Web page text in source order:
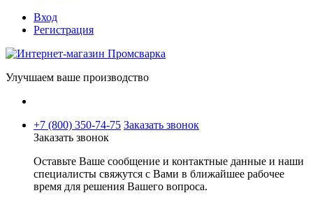
Вход
Регистрация
Улучшаем ваше производство
+7 (800) 350-74-75 Заказать звонок
Заказать звонок
Оставьте Ваше сообщение и контактные данные и наши
специалисты свяжутся с Вами в ближайшее рабочее
время для решения Вашего вопроса.